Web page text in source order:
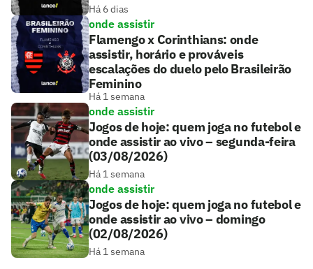
Há 6 dias
onde assistir
Flamengo x Corinthians: onde
assistir, horário e prováveis
escalações do duelo pelo Brasileirão
Feminino
Há 1 semana
onde assistir
Jogos de hoje: quem joga no futebol e
onde assistir ao vivo – segunda-feira
(03/08/2026)
Há 1 semana
onde assistir
Jogos de hoje: quem joga no futebol e
onde assistir ao vivo – domingo
(02/08/2026)
Há 1 semana